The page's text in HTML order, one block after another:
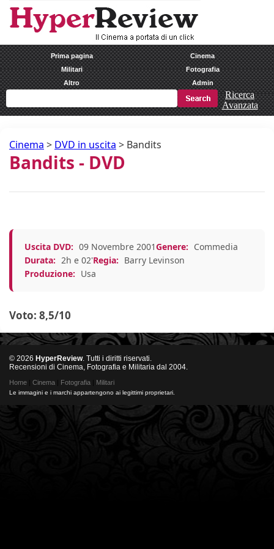
Prima pagina
Cinema
Militari
Fotografia
Altro
Admin
Ricerca
Avanzata
Cinema > DVD in uscita > Bandits
Bandits - DVD
Uscita DVD: 09 Novembre 2001Genere: Commedia
Durata: 2h e 02'Regia: Barry Levinson
Produzione: Usa
Voto: 8,5/10
© 2026 HyperReview. Tutti i diritti riservati.
Recensioni di Cinema, Fotografia e Militaria dal 2004.
Home Cinema Fotografia Militari
Le immagini e i marchi appartengono ai legittimi proprietari.